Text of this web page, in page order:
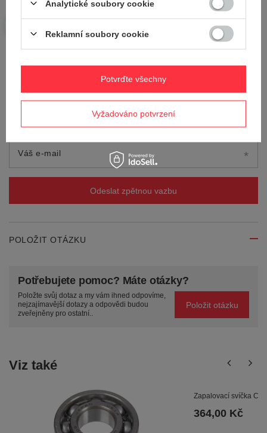
Přidejte vlastní obrázek produktu:
Váš e-mail
Odeslat zpětnou vazbu
POLOŽIT OTÁZKU
Potřebujete pomoc? Máte otázky?
Položte svůj dotaz a my vám ihned odpovíme,
nejzajímavější dotazy a odpovědi budou
zveřejněny pro ostatní..
Položit otázku
Viz také
Zapalovací svíčka
364,00 Kč
Analytické soubory cookie
Reklamní soubory cookie
Vyžadováno potvrzení
Potvrďte všechny